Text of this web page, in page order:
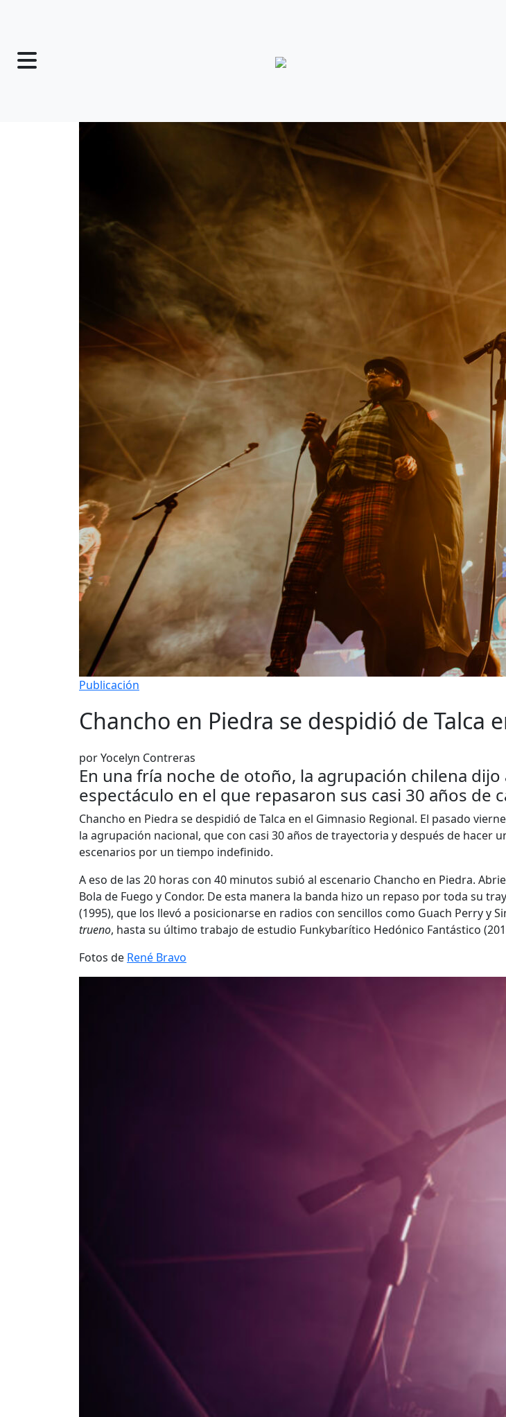
Publicación
Chancho en Piedra se despidió de Talca
por Yocelyn Contreras
En una fría noche de otoño, la agrupación chilena
espectáculo en el que repasaron sus casi 30 años de
Chancho en Piedra se despidió de Talca en el Gimnasio Regional. El pasado
la agrupación nacional, que con casi 30 años de trayectoria y después de hacer
escenarios por un tiempo indefinido.
A eso de las 20 horas con 40 minutos subió al escenario Chancho en Piedra.
Bola de Fuego y Condor. De esta manera la banda hizo un repaso por toda su
(1995), que los llevó a posicionarse en radios con sencillos como Guach Perry y
trueno, hasta su último trabajo de estudio Funkybarítico Hedónico Fantástico
Fotos de René Bravo